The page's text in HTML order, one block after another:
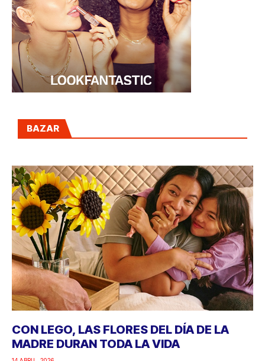
BAZAR
CON LEGO, LAS FLORES DEL DÍA DE LA
MADRE DURAN TODA LA VIDA